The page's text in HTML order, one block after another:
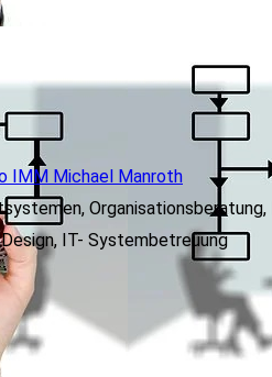
IMM Michael Manroth
IT- Systembetreuung